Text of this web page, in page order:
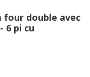
four double avec
6 pi cu